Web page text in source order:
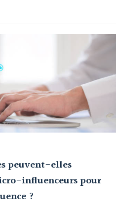
peuvent-elles
influenceurs pour
?